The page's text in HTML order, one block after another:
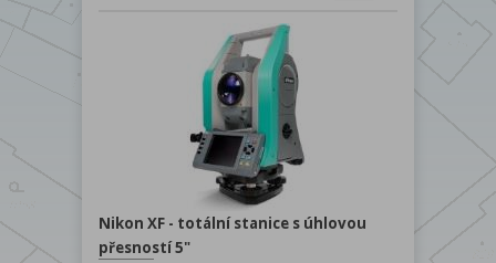
Nikon XF - totální stanice s úhlovou
přesností 5"